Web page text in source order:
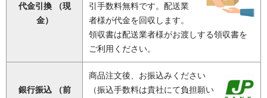
代金引換 （現
金）
引手数料無料です。配送業
者様が代金を回収します。
領収書は配送業者様がお渡しする領収書を
ご利用ください。
銀行振込 （前
商品注文後、お振込みください
（振込手数料は貴社にて負担願い